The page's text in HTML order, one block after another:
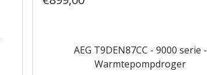
AEG T9DEN87CC - 9000 serie -
Warmtepompdroger